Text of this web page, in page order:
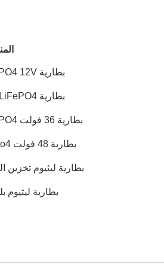
بطارية LiFePO4 12V
بطارية 24V LiFePO4
بطارية 36 فولت LiFePO4
بطارية 48 فولت Lifepo4
بطارية ليثيوم تخزين
بطارية ليثيوم